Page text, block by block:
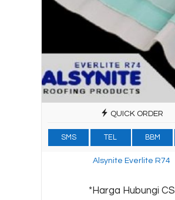
QUICK ORDER
SMS TEL BBM
Alsynite Everlite R74
*Harga Hubungi CS